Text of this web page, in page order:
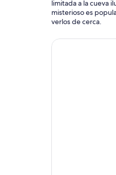
limitada a la cueva
misterioso es
verlos de cerca.